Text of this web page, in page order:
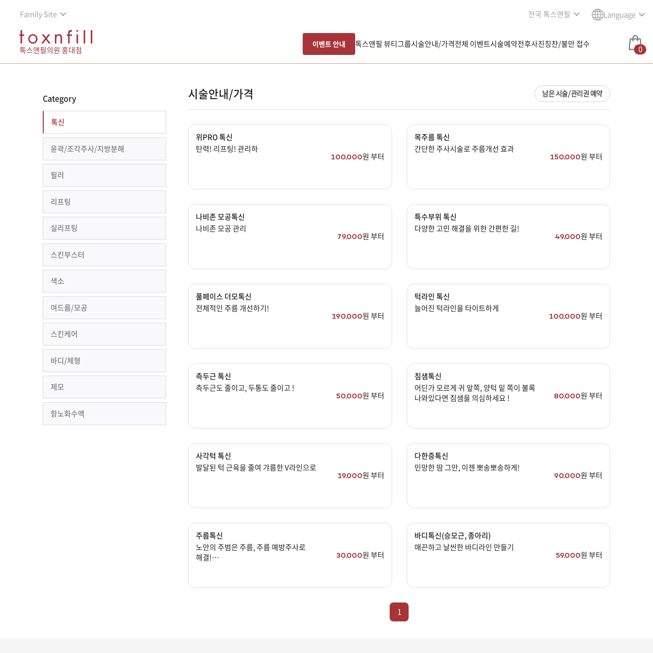
Family Site 전국 톡스앤필 Language
톡스앤필의원 홍대점
이벤트 안내 톡스앤필 뷰티그룹시술안내/가격전체 이벤트시술예약전후사진칭찬/불만 접수 0
Category
톡신
윤곽/조각주사/지방분해
필러
리프팅
실리프팅
스킨부스터
색소
여드름/모공
스킨케어
바디/체형
제모
항노화수액
시술안내/가격 남은 시술/관리권 예약
위PRO 톡신
탄력! 리프팅! 관리하
100,000원 부터
목주름 톡신
간단한 주사시술로 주름개선 효과
150,000원 부터
나비존 모공톡신
나비존 모공 관리
79,000원 부터
특수부위 톡신
다양한 고민 해결을 위한 간편한 길!
49,000원 부터
풀페이스 더모톡신
전체적인 주름 개선하기!
190,000원 부터
턱라인 톡신
늘어진 턱라인을 타이트하게
100,000원 부터
측두근 톡신
측두근도 줄이고, 두통도 줄이고 !
50,000원 부터
침샘톡신
어딘가 모르게 귀 앞쪽, 양턱 밑 쪽이 볼록
나와있다면 침샘을 의심하세요 !
80,000원 부터
사각턱 톡신
발달된 턱 근육을 줄여 갸름한 V라인으로
19,000원 부터
다한증톡신
민망한 땀 그만, 이젠 뽀송뽀송하게!
90,000원 부터
주름톡신
노안의 주범은 주름, 주름 예방주사로
해결!
30,000원 부터
바디톡신(승모근, 종아리)
매끈하고 날씬한 바디라인 만들기
59,000원 부터
1